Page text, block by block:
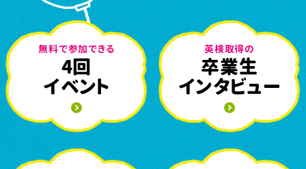
無料で参加できる
4回
イベント
英検取得の
卒業生
インタビュー